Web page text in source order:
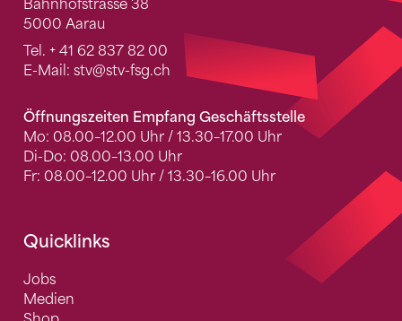
Bahnhofstrasse 38
5000 Aarau
Tel. + 41 62 837 82 00
E-Mail: stv@stv-fsg.ch
Öffnungszeiten Empfang Geschäftsstelle
Mo: 08.00–12.00 Uhr / 13.30–17.00 Uhr
Di-Do: 08.00–13.00 Uhr
Fr: 08.00–12.00 Uhr / 13.30–16.00 Uhr
Quicklinks
Jobs
Medien